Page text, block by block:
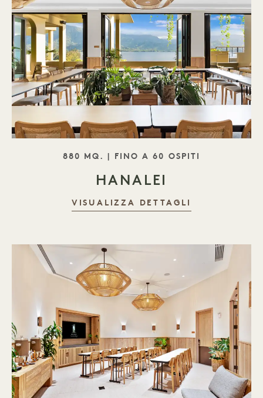
SLOGAN
880 MQ. | FINO A 60 OSPITI
HANALEI
VISUALIZZA DETTAGLI